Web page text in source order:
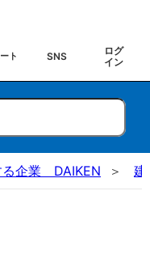
ト SNS
ログ
イン
る企業 DAIKEN 建